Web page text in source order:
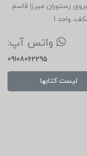
12 فروردین، روبروی رستوران میرزا قاسم
واحد 1
واتس آپ:
09108062295
لیست کتابها